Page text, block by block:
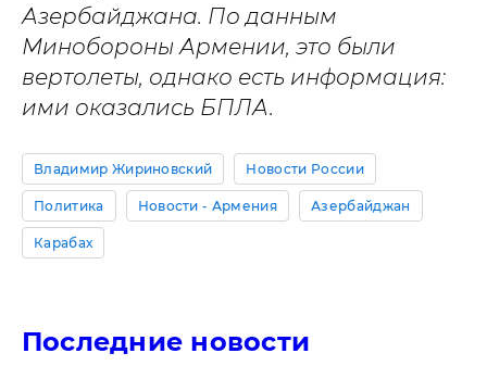
Азербайджана. По данным
Минобороны Армении, это были
вертолеты, однако есть информация:
ими оказались БПЛА.
Владимир Жириновский Новости России
Политика Новости - Армения Азербайджан
Карабах
Последние новости